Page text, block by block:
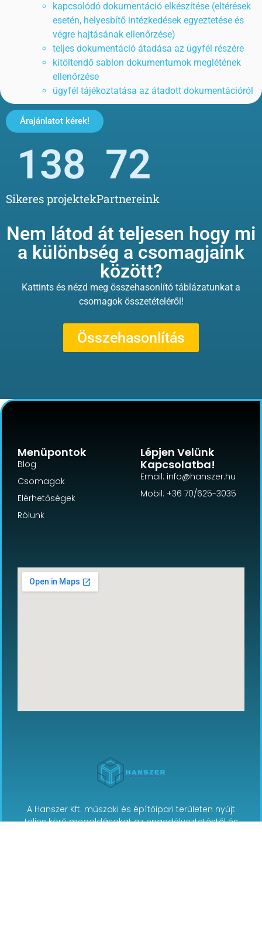
kapcsolódó dokumentáció elkészítése (eltérések
esetén, helyesbítő intézkedések egyeztetése és
végre hajtásának ellenőrzése)
teljes dokumentáció átadása az ügyfél részére
kitöltendő sablon dokumentumok meglétének
ellenőrzése
ügyfél tájékoztatása az átadott dokumentációról
Árajánlatot kérek!
Sikeres projektek
138
Partnereink
72
Nem látod át teljesen hogy mi
a különbség a csomagjaink
között?
Kattints és nézd meg összehasonlító táblázatunkat a
csomagok összetételéről!
Összehasonlítás
A Hanszer Kft. műszaki és építőipari területen nyújt
teljes körű megoldásokat az engedélyeztetéstől és
Menüpontok
Blog
Csomagok
Elérhetőségek
Rólunk
Lépjen Velünk
Kapcsolatba!
Email: info@hanszer.hu
Mobil: +36 70/625-3035